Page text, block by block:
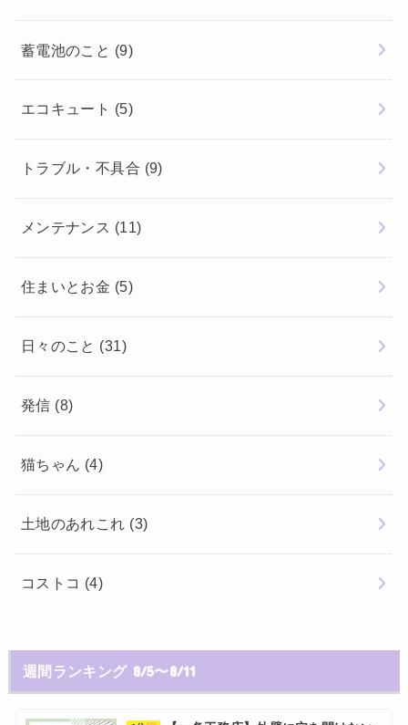
蓄電池のこと (9)
エコキュート (5)
トラブル・不具合 (9)
メンテナンス (11)
住まいとお金 (5)
日々のこと (31)
発信 (8)
猫ちゃん (4)
土地のあれこれ (3)
コストコ (4)
週間ランキング 8/5〜8/11